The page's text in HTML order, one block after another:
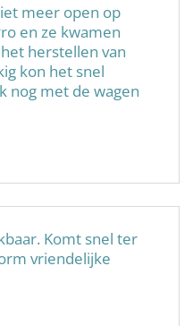
meer open op
en ze kwamen
herstellen van
kon het snel
nog met de wagen
Komt snel ter
vriendelijke